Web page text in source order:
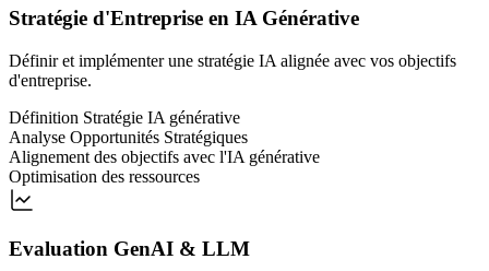
Stratégie d'Entreprise en IA Générative
Définir et implémenter une stratégie IA alignée avec vos objectifs
d'entreprise.
Définition Stratégie IA générative
Analyse Opportunités Stratégiques
Alignement des objectifs avec l'IA générative
Optimisation des ressources
Evaluation GenAI & LLM